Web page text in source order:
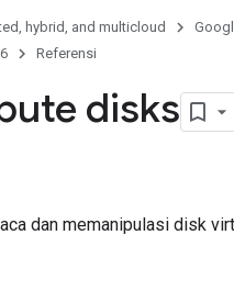
hybrid, and multicloud
Referensi
disks
dan memanipulasi disk